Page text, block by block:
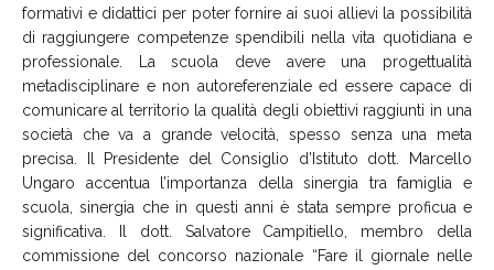
formativi e didattici per poter fornire ai suoi allievi la possibilità
di raggiungere competenze spendibili nella vita quotidiana e
professionale. La scuola deve avere una progettualità
metadisciplinare e non autoreferenziale ed essere capace di
comunicare al territorio la qualità degli obiettivi raggiunti in una
società che va a grande velocità, spesso senza una meta
precisa. Il Presidente del Consiglio d’Istituto dott. Marcello
Ungaro accentua l’importanza della sinergia tra famiglia e
scuola, sinergia che in questi anni è stata sempre proficua e
significativa. Il dott. Salvatore Campitiello, membro della
commissione del concorso nazionale “Fare il giornale nelle